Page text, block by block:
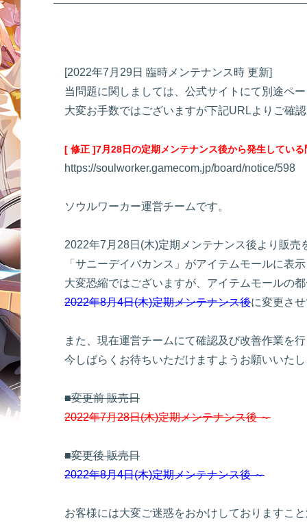
[2022年7月29日 臨時メンテナンス時 更新]
当問題に関しましては、公式サイトにて別途ペ
大変お手数ではございますが下記URLよりご確
[ 修正 ]7月28日の定期メンテナンス後から発生している
https://soulworker.gamecom.jp/board/notice/598
ソウルワーカー運営チームです。
2022年7月28日(木)定期メンテナンス後より販売
「サニーデイバカンス」がアイテムモールに表
大変恐縮ではございますが、アイテムモールの
2022年8月4日(木)定期メンテナンス後に変更さ
また、現在運営チームにて確認及び改善作業を
今しばらくお待ちいただけますようお願いいた
■変更前 販売日
2022年7月28日(木)定期メンテナンス後 ～
■変更後 販売日
2022年8月4日(木)定期メンテナンス後 ～
お客様には大変ご迷惑をおかけしておりますこ